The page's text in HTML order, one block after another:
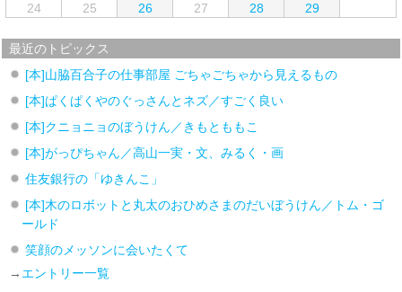
24
25 26 27 28 29
最近のトピックス
[本]山脇百合子の仕事部屋 ごちゃごちゃから見えるもの
[本]ぱくぱくやのぐっさんとネズ／すごく良い
[本]クニョニョのぼうけん／きもとももこ
[本]がっぴちゃん／高山一実・文、みるく・画
住友銀行の「ゆきんこ」
[本]木のロボットと丸太のおひめさまのだいぼうけん／トム・ゴ
ールド
笑顔のメッソンに会いたくて
→ エントリー一覧